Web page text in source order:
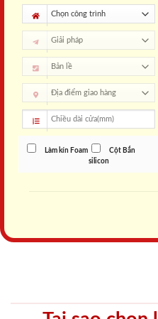
Làm kín Foam
Cột Bắn
silicon